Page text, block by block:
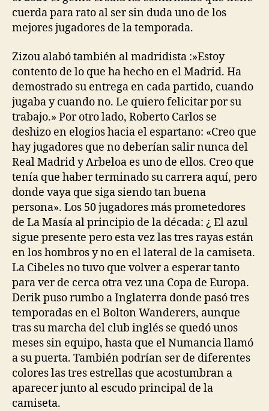
cuerda para rato al ser sin duda uno de los
mejores jugadores de la temporada.
Zizou alabó también al madridista :»Estoy
contento de lo que ha hecho en el Madrid. Ha
demostrado su entrega en cada partido, cuando
jugaba y cuando no. Le quiero felicitar por su
trabajo.» Por otro lado, Roberto Carlos se
deshizo en elogios hacia el espartano: «Creo que
hay jugadores que no deberían salir nunca del
Real Madrid y Arbeloa es uno de ellos. Creo que
tenía que haber terminado su carrera aquí, pero
donde vaya que siga siendo tan buena
persona». Los 50 jugadores más prometedores
de La Masía al principio de la década: ¿ El azul
sigue presente pero esta vez las tres rayas están
en los hombros y no en el lateral de la camiseta.
La Cibeles no tuvo que volver a esperar tanto
para ver de cerca otra vez una Copa de Europa.
Derik puso rumbo a Inglaterra donde pasó tres
temporadas en el Bolton Wanderers, aunque
tras su marcha del club inglés se quedó unos
meses sin equipo, hasta que el Numancia llamó
a su puerta. También podrían ser de diferentes
colores las tres estrellas que acostumbran a
aparecer junto al escudo principal de la
camiseta.